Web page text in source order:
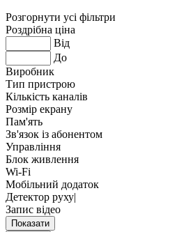
Розгорнути усі фільтри
Роздрібна ціна
Від
До
Виробник
Тип пристрою
Кількість каналів
Розмір екрану
Пам'ять
Зв'язок із абонентом
Управління
Блок живлення
Wi-Fi
Мобільний додаток
Детектор руху|
Запис відео